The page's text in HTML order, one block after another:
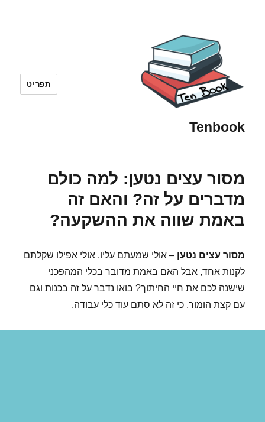
Tenbook
תפריט
מסור עצים נטען: למה כולם
מדברים על זה? והאם זה
באמת שווה את ההשקעה?
מסור עצים נטען – אולי שמעתם עליו, אולי אפילו שקלתם
לקנות אחד, אבל האם באמת מדובר בכלי המהפכני
שישנה לכם את חיי החיתוך? בואו נדבר על זה בכנות וגם
עם קצת הומור, כי זה לא סתם עוד כלי עבודה.